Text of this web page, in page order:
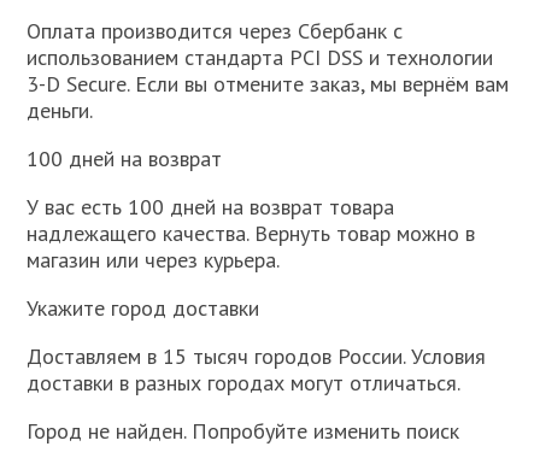
Оплата производится через Сбербанк c
использованием стандарта PCI DSS и технологии
3-D Secure. Если вы отмените заказ, мы вернём вам
деньги.
100 дней на возврат
У вас есть 100 дней на возврат товара
надлежащего качества. Вернуть товар можно в
магазин или через курьера.
Укажите город доставки
Доставляем в 15 тысяч городов России. Условия
доставки в разных городах могут отличаться.
Город не найден. Попробуйте изменить поиск